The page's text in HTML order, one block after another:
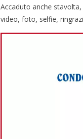
Accaduto anche
video, foto, selfie,